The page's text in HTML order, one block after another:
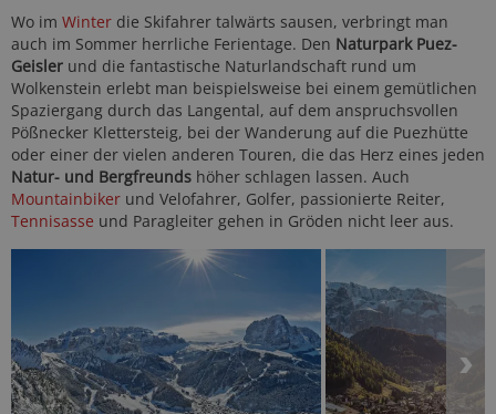
Wo im Winter die Skifahrer talwärts sausen, verbringt man
auch im Sommer herrliche Ferientage. Den Naturpark Puez-
Geisler und die fantastische Naturlandschaft rund um
Wolkenstein erlebt man beispielsweise bei einem gemütlichen
Spaziergang durch das Langental, auf dem anspruchsvollen
Pößnecker Klettersteig, bei der Wanderung auf die Puezhütte
oder einer der vielen anderen Touren, die das Herz eines jeden
Natur- und Bergfreunds höher schlagen lassen. Auch
Mountainbiker und Velofahrer, Golfer, passionierte Reiter,
Tennisasse und Paragleiter gehen in Gröden nicht leer aus.